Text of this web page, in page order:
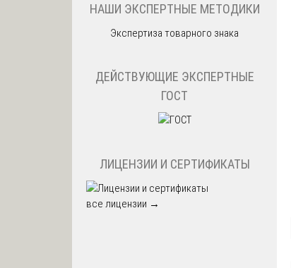
НАШИ ЭКСПЕРТНЫЕ МЕТОДИКИ
Экспертиза товарного знака
ДЕЙСТВУЮЩИЕ ЭКСПЕРТНЫЕ
ГОСТ
ЛИЦЕНЗИИ И СЕРТИФИКАТЫ
все лицензии →